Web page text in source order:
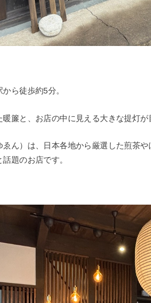
ら徒歩約5分。
暖簾と、お店の中に見える大きな提灯が
ゑん）は、日本各地から厳選した煎茶
題のお店です。